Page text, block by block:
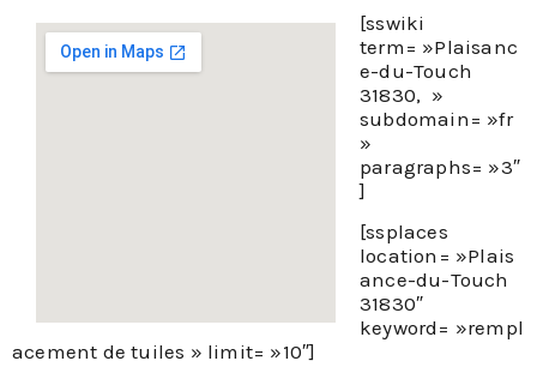
[sswiki
term= »Plaisanc
e-du-Touch
31830, »
subdomain= »fr
»
paragraphs= »3″
]
[ssplaces
location= »Plais
ance-du-Touch
31830″
keyword= »rempl
acement de tuiles » limit= »10″]